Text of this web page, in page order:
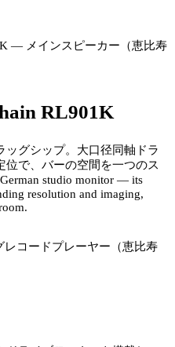
RL901K
ッグシップ。大口径同軸ドラ
位で、バーの空間を一つのス
studio monitor — its
resolution and imaging,